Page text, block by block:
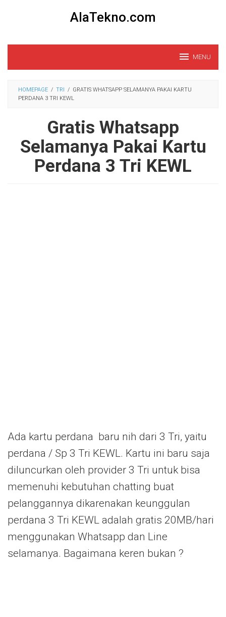
AlaTekno.com
MENU
HOMEPAGE / TRI / GRATIS WHATSAPP SELAMANYA PAKAI KARTU
PERDANA 3 TRI KEWL
Gratis Whatsapp
Selamanya Pakai Kartu
Perdana 3 Tri KEWL
Ada kartu perdana baru nih dari 3 Tri, yaitu
perdana / Sp 3 Tri KEWL. Kartu ini baru saja
diluncurkan oleh provider 3 Tri untuk bisa
memenuhi kebutuhan chatting buat
pelanggannya dikarenakan keunggulan
perdana 3 Tri KEWL adalah gratis 20MB/hari
menggunakan Whatsapp dan Line
selamanya. Bagaimana keren bukan ?